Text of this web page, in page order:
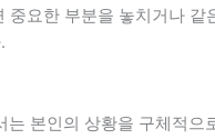
중요한 부분을 놓치거나 같
는 본인의 상황을 구체적으